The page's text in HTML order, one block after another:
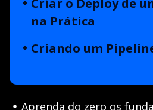
Criar o Deploy de
na Prática
Criando um
Aprenda do zero os